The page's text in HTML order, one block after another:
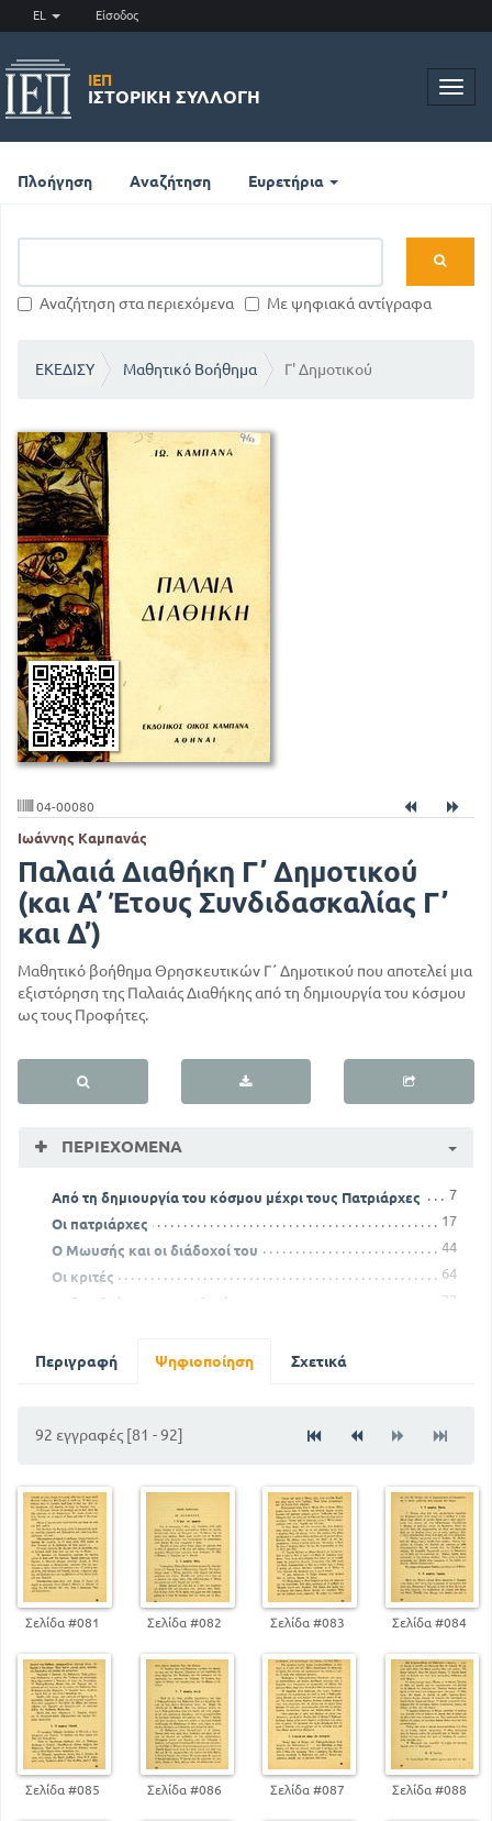
EL Είσοδος
ΙΕΠ
ΙΣΤΟΡΙΚΉ ΣΥΛΛΟΓΉ
Πλοήγηση Αναζήτηση Ευρετήρια
Αναζήτηση στα περιεχόμενα Με ψηφιακά αντίγραφα
ΕΚΕΔΙΣΥ Μαθητικό Βοήθημα Γ' Δημοτικού
04-00080
Ιωάννης Καμπανάς
Παλαιά Διαθήκη Γ’ Δημοτικού
(και Α’ Έτους Συνδιδασκαλίας Γ’
και Δ’)
Μαθητικό βοήθημα Θρησκευτικών Γ΄ Δημοτικού που αποτελεί μια
εξιστόρηση της Παλαιάς Διαθήκης από τη δημιουργία του κόσμου
ως τους Προφήτες.
ΠΕΡΙΕΧΌΜΕΝΑ
Από τη δημιουργία του κόσμου μέχρι τους Πατριάρχες
7
Οι πατριάρχες
17
Ο Μωυσής και οι διάδοχοί του
44
Οι κριτές
64
Οι βασιλείς των Ισραηλιτών
73
Περιγραφή Ψηφιοποίηση Σχετικά
92 εγγραφές [81 - 92]
Σελίδα #081 Σελίδα #082 Σελίδα #083 Σελίδα #084
Σελίδα #085 Σελίδα #086 Σελίδα #087 Σελίδα #088